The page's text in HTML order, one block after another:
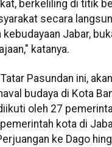
berkeliling di titik
secara
Jabar,
katanya.
Pasundan ini,
budaya di Kota
oleh 27
kota di
ke Dago